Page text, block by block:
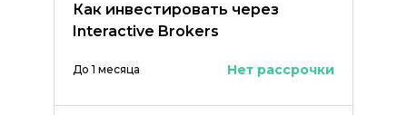
Как инвестировать через
Interactive Brokers
До 1 месяца Нет рассрочки